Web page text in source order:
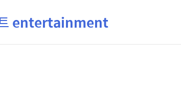
트 entertainment